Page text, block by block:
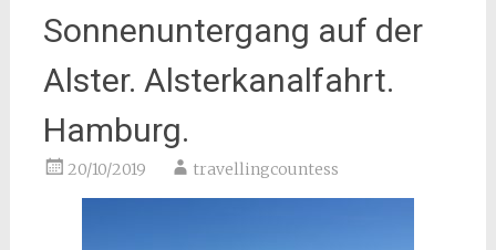
Sonnenuntergang auf der
Alster. Alsterkanalfahrt.
Hamburg.
20/10/2019 travellingcountess